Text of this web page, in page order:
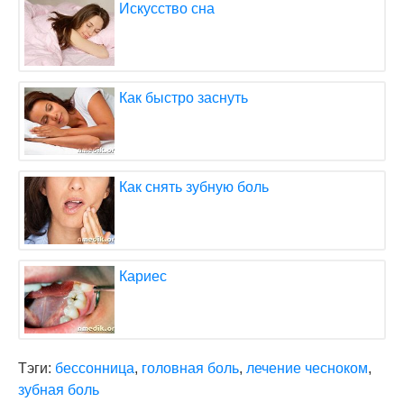
Искусство сна
Как быстро заснуть
Как снять зубную боль
Кариес
Тэги: бессонница, головная боль, лечение чесноком,
зубная боль